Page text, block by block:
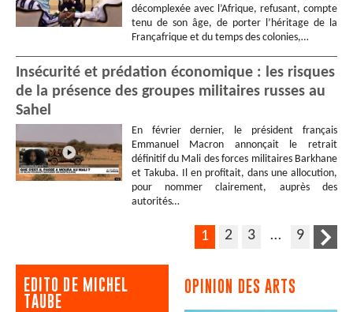
décomplexée avec l’Afrique, refusant, compte
tenu de son âge, de porter l’héritage de la
Françafrique et du temps des colonies,…
Insécurité et prédation économique : les risques
de la présence des groupes militaires russes au
Sahel
En février dernier, le président français
Emmanuel Macron annonçait le retrait
définitif du Mali des forces militaires Barkhane
et Takuba. Il en profitait, dans une allocution,
pour nommer clairement, auprès des
autorités…
1 2 3 … 9
EDITO DE MICHEL
TAUBE
OPINION DES ARTS